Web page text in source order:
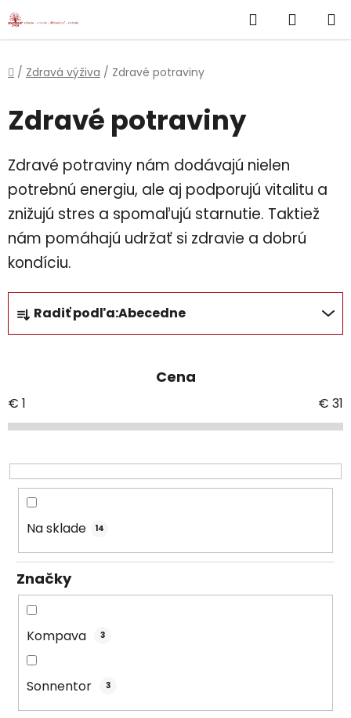
Prejsť
na
Hľadať
KOŠÍK
Domov
/ Zdravá výživa / Zdravé potraviny
Zdravé potraviny
Zdravé potraviny nám dodávajú nielen
potrebnú energiu, ale aj podporujú vitalitu a
znižujú stres a spomaľujú starnutie. Taktiež
nám pomáhajú udržať si zdravie a dobrú
kondíciu.
R
a
d
i
e
r
o
o
Radiť podľa:Abecedne
Cena
€ 1 € 31
Na sklade 14
Značky
Kompava 3
Sonnentor 3